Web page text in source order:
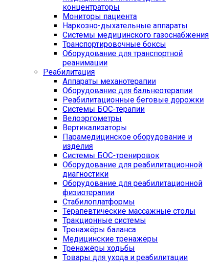
концентраторы
Мониторы пациента
Наркозно-дыхательные аппараты
Системы медицинского газоснабжения
Транспортировочные боксы
Оборудование для транспортной
реанимации
Реабилитация
Аппараты механотерапии
Оборудование для бальнеотерапии
Реабилитационные беговые дорожки
Системы БОС-терапии
Велоэргометры
Вертикализаторы
Парамедицинское оборудование и
изделия
Системы БОС-тренировок
Оборудование для реабилитационной
диагностики
Оборудование для реабилитационной
физиотерапии
Стабилоплатформы
Терапевтические массажные столы
Тракционные системы
Тренажёры баланса
Медицинские тренажёры
Тренажёры ходьбы
Товары для ухода и реабилитации